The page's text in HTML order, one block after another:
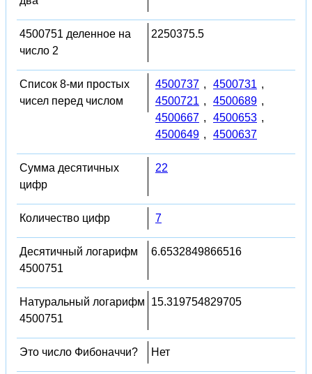
4500751 деленное на
число 2
2250375.5
Список 8-ми простых
чисел перед числом
4500737 , 4500731 ,
4500721 , 4500689 ,
4500667 , 4500653 ,
4500649 , 4500637
Сумма десятичных
цифр
22
Количество цифр 7
Десятичный логарифм
4500751
6.6532849866516
Натуральный логарифм
4500751
15.319754829705
Это число Фибоначчи? Нет